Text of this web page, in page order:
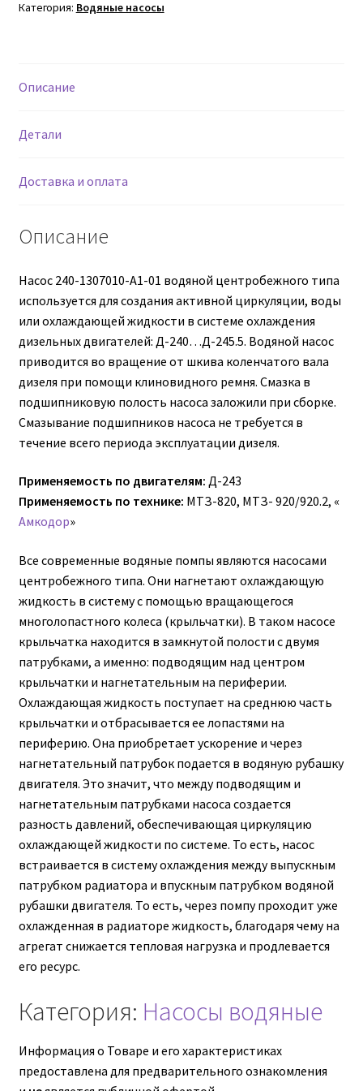
Гидравлика
Гидравлические масла
Гидроцилиндры АГУ
ГОСТ 3057-90
Запчасти АГУ
Запчасти БЗТДиА
Запчасти ММЗ
Звенья АГУ
Корзина
Корпуса АГУ
Кронштейны АГУ
Крышки АГУ
Масляные насосы
Метизная продукция
Болты М24
1307010-
Категория: Водяные насосы
Описание
Детали
Доставка и оплата
Описание
Насос 240-1307010-A1-01 водяной центробежного типа
используется для создания активной циркуляции, воды
или охлаждающей жидкости в системе охлаждения
дизельных двигателей: Д-240…Д-245.5. Водяной насос
приводится во вращение от шкива коленчатого вала
дизеля при помощи клиновидного ремня. Смазка в
подшипниковую полость насоса заложили при сборке.
Смазывание подшипников насоса не требуется в
течение всего периода эксплуатации дизеля.
Применяемость по двигателям: Д-243
Применяемость по технике: МТЗ-820, МТЗ- 920/920.2, «
Амкодор»
Все современные водяные помпы являются насосами
центробежного типа. Они нагнетают охлаждающую
жидкость в систему с помощью вращающегося
многолопастного колеса (крыльчатки). В таком насосе
крыльчатка находится в замкнутой полости с двумя
патрубками, а именно: подводящим над центром
крыльчатки и нагнетательным на периферии.
Охлаждающая жидкость поступает на среднюю часть
крыльчатки и отбрасывается ее лопастями на
периферию. Она приобретает ускорение и через
нагнетательный патрубок подается в водяную рубашку
двигателя. Это значит, что между подводящим и
нагнетательным патрубками насоса создается
разность давлений, обеспечивающая циркуляцию
охлаждающей жидкости по системе. То есть, насос
встраивается в систему охлаждения между выпускным
патрубком радиатора и впускным патрубком водяной
рубашки двигателя. То есть, через помпу проходит уже
охлажденная в радиаторе жидкость, благодаря чему на
агрегат снижается тепловая нагрузка и продлевается
его ресурс.
Категория: Насосы водяные
Информация о Товаре и его характеристиках
предоставлена для предварительного ознакомления